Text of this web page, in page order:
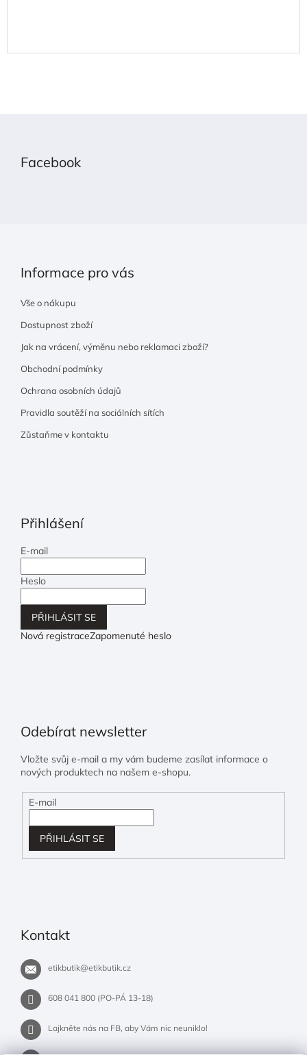
Facebook
Informace pro vás
Vše o nákupu
Dostupnost zboží
Jak na vrácení, výměnu nebo reklamaci zboží?
Obchodní podmínky
Ochrana osobních údajů
Pravidla soutěží na sociálních sítích
Zůstaňme v kontaktu
Přihlášení
E-mail
Heslo
PŘIHLÁSIT SE
Nová registraceZapomenuté heslo
Odebírat newsletter
Vložte svůj e-mail a my vám budeme zasílat informace o
nových produktech na našem e-shopu.
E-mail
PŘIHLÁSIT SE
Kontakt
etikbutik@etikbutik.cz
608 041 800 (PO-PÁ 13-18)
Lajkněte nás na FB, aby Vám nic neuniklo!